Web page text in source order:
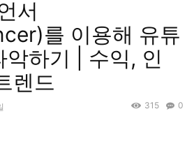
서
를 이용해 유튜
악하기 | 수익, 인
렌드
0
315